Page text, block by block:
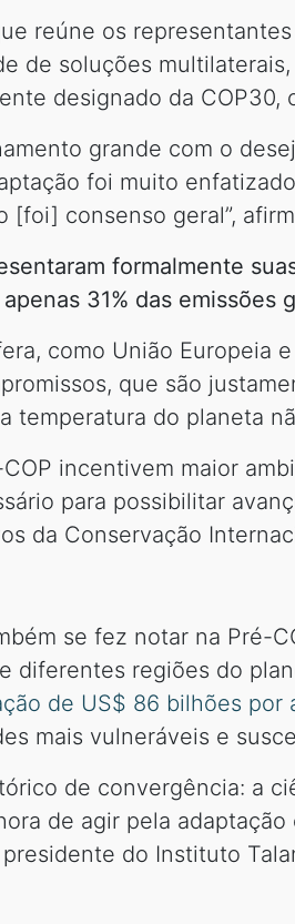
reúne os
de soluções
designado da COP30,
grande com o
foi muito
[foi] consenso geral”,
formalmente
31% das emissões
como União Europeia
que são
temperatura do planeta
incentivem maior
para possibilitar
da Conservação
se fez notar na Pré-
diferentes regiões do
de US$ 86 bilhões por
mais vulneráveis e
de convergência: a
de agir pela
do Instituto